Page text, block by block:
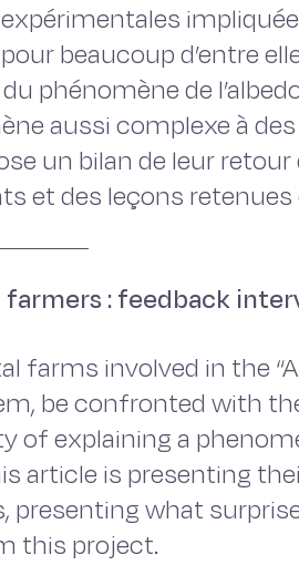
beaucoup d’entre
phénomène de
aussi complexe à
un bilan de leur retour
et des leçons retenues
farmers : feedback
farms involved in the
be confronted with
of explaining a
article is presenting
presenting what
this project.